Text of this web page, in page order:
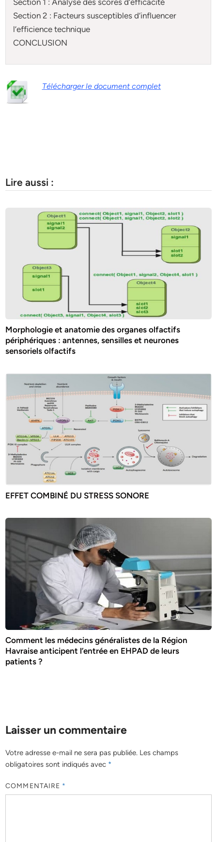
Section 2 : Facteurs susceptibles d’influencer
l’efficience technique
CONCLUSION
Télécharger le document complet
Lire aussi :
Morphologie et anatomie des organes olfactifs
périphériques : antennes, sensilles et neurones
sensoriels olfactifs
EFFET COMBINÉ DU STRESS SONORE
Comment les médecins généralistes de la Région
Havraise anticipent l’entrée en EHPAD de leurs
patients ?
Laisser un commentaire
Votre adresse e-mail ne sera pas publiée. Les champs
obligatoires sont indiqués avec *
COMMENTAIRE *